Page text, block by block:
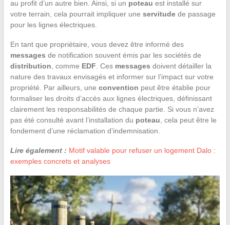
au profit d’un autre bien. Ainsi, si un poteau est installé sur
votre terrain, cela pourrait impliquer une servitudede passage
pour les lignes électriques.
En tant que propriétaire, vous devez être informé des
messages de notification souvent émis par les sociétés de
distribution , comme EDF . Ces messages doivent détailler la
nature des travaux envisagés et informer sur l’impact sur votre
propriété. Par ailleurs, une convention peut être établie pour
formaliser les droits d’accès aux lignes électriques, définissant
clairement les responsabilités de chaque partie. Si vous n’avez
pas été consulté avant l’installation du poteau , cela peut être le
fondement d’une réclamation d’indemnisation.
Lire également : Motif valable pour refuser un logement Dalo :
exemples concrets et analyses